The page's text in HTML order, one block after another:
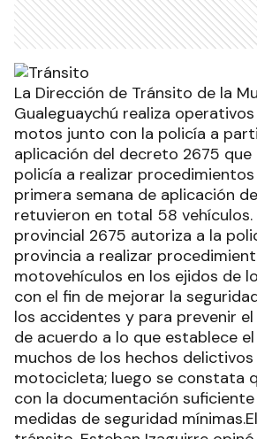
La Dirección de Tránsito de la
Gualeguaychú realiza
motos junto con la policía a
aplicación del decreto 2675 que
policía a realizar
primera semana de aplicación
retuvieron en total 58
provincial 2675 autoriza a la
provincia a realizar
motovehículos en los ejidos de
con el fin de mejorar la
los accidentes y para prevenir
de acuerdo a lo que establece
muchos de los hechos delictivos
motocicleta; luego se constata
con la documentación
medidas de seguridad